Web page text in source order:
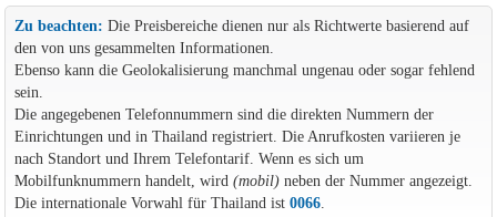
Zu beachten: Die Preisbereiche dienen nur als Richtwerte basierend auf
den von uns gesammelten Informationen.
Ebenso kann die Geolokalisierung manchmal ungenau oder sogar fehlend
sein.
Die angegebenen Telefonnummern sind die direkten Nummern der
Einrichtungen und in Thailand registriert. Die Anrufkosten variieren je
nach Standort und Ihrem Telefontarif. Wenn es sich um
Mobilfunknummern handelt, wird (mobil)neben der Nummer angezeigt.
Die internationale Vorwahl für Thailand ist 0066.